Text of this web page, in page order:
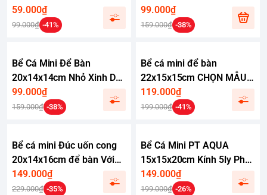
59.000₫
99.000₫ -41%
bàn làm việc phù hợp nuôi
cá 7 màu cá betta
99.000₫
159.000₫ -38%
Bể Cá Mini Để Bàn
20x14x14cm Nhỏ Xinh Dễ
Thương Phù Hợp Nuôi Cá
Cảnh Nhỏ Để Bàn
99.000₫
159.000₫ -38%
Bể cá mini để bàn
22x15x15cm CHỌN MẪU
với nhiều mầu có kèm phụ
kiện
119.000₫
199.000₫ -41%
Bể cá mini Đúc uốn cong
20x14x16cm để bàn Với
nhiều mẫu lựa chọn có
kèm phụ kiện sỏi nền và
149.000₫
229.000₫ -35%
Bể Cá Mini PT AQUA
15x15x20cm Kính 5ly Phù
Hợp Nuôi Cá Mini Để Bàn
hoặc Làm Bể Thuỷ Sinh
149.000₫
199.000₫ -26%